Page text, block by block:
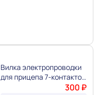
Вилка электропроводки
для прицепа 7-контактов
300 ₽